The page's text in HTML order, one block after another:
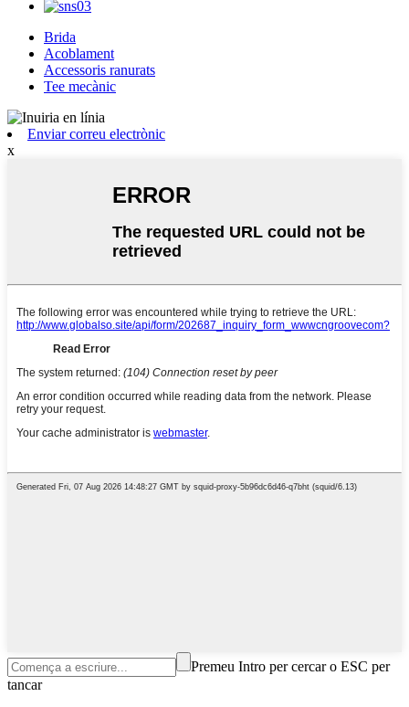
Brida
Acoblament
Accessoris ranurats
Tee mecànic
Enviar correu electrònic
x
Premeu Intro per cercar o ESC per
tancar